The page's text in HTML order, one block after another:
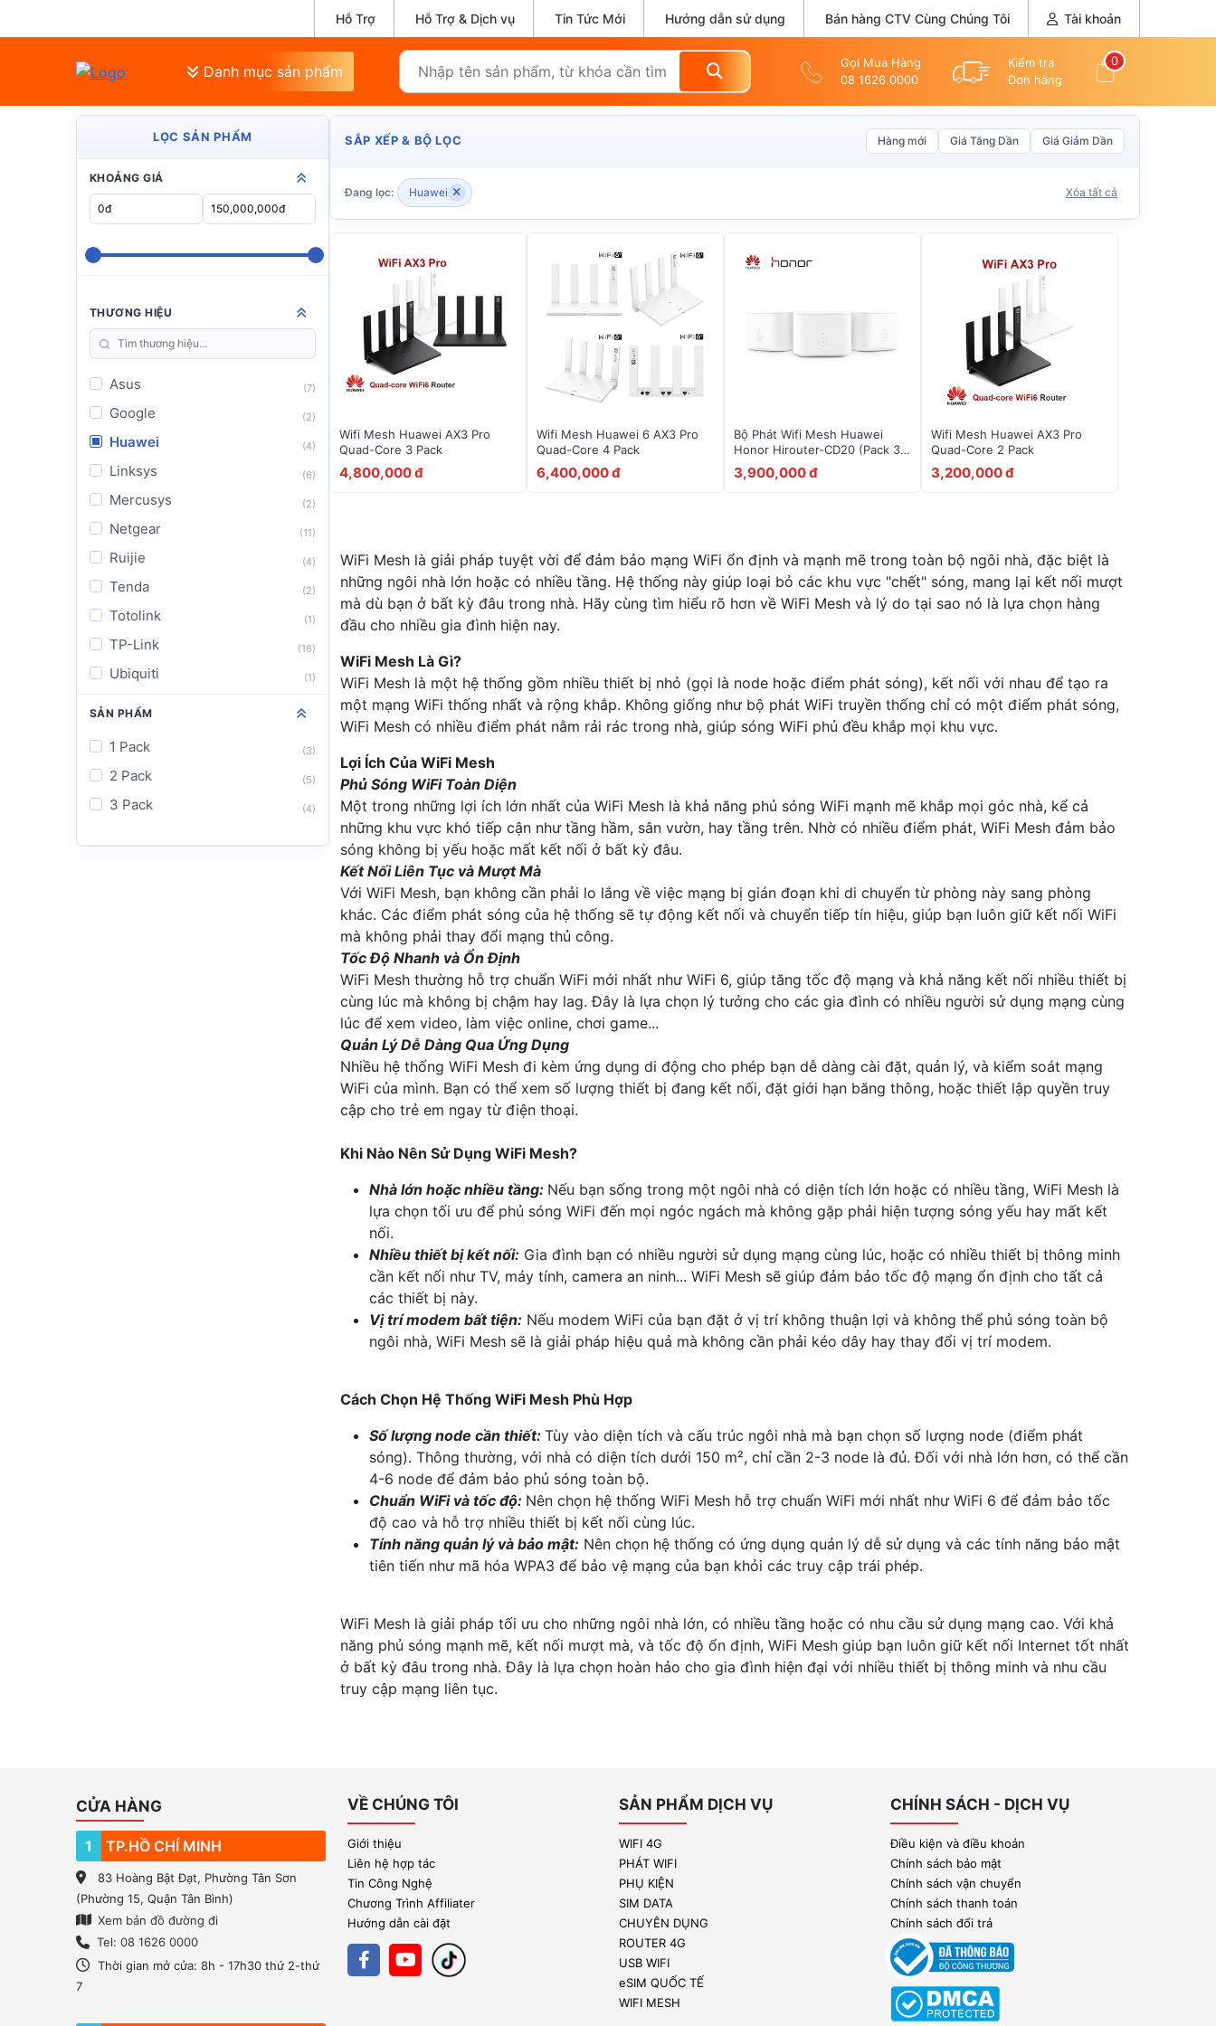
Hỗ Trợ Hỗ Trợ & Dịch vụ Tin Tức Mới Hướng dẫn sử dụng Bán hàng CTV Cùng Chúng Tôi Tài khoản
Danh mục sản phẩm
Gọi Mua Hàng
08 1626 0000
Kiểm tra
Đơn hàng
0
LỌC SẢN PHẨM
KHOẢNG GIÁ
THƯƠNG HIỆU
Asus (7)
Google (2)
Huawei (4)
Linksys (6)
Mercusys (2)
Netgear (11)
Ruijie (4)
Tenda (2)
Totolink (1)
TP-Link (16)
Ubiquiti (1)
SẢN PHẨM
1 Pack (3)
2 Pack (5)
3 Pack (4)
SẮP XẾP & BỘ LỌC Hàng mới Giá Tăng Dần Giá Giảm Dần
Đang lọc: Huawei Xóa tất cả
Wifi Mesh Huawei AX3 Pro
Quad-Core 3 Pack
4,800,000 đ
Wifi Mesh Huawei 6 AX3 Pro
Quad-Core 4 Pack
6,400,000 đ
Bộ Phát Wifi Mesh Huawei
Honor Hirouter-CD20 (pack 3)
AC1200
3,900,000 đ
Wifi Mesh Huawei AX3 Pro
Quad-Core 2 Pack
3,200,000 đ
WiFi Mesh là giải pháp tuyệt vời để đảm bảo mạng WiFi ổn định và mạnh mẽ trong toàn bộ ngôi nhà, đặc biệt là
những ngôi nhà lớn hoặc có nhiều tầng. Hệ thống này giúp loại bỏ các khu vực "chết" sóng, mang lại kết nối mượt
mà dù bạn ở bất kỳ đâu trong nhà. Hãy cùng tìm hiểu rõ hơn về WiFi Mesh và lý do tại sao nó là lựa chọn hàng
đầu cho nhiều gia đình hiện nay.
WiFi Mesh Là Gì?
WiFi Mesh là một hệ thống gồm nhiều thiết bị nhỏ (gọi là node hoặc điểm phát sóng), kết nối với nhau để tạo ra
một mạng WiFi thống nhất và rộng khắp. Không giống như bộ phát WiFi truyền thống chỉ có một điểm phát sóng,
WiFi Mesh có nhiều điểm phát nằm rải rác trong nhà, giúp sóng WiFi phủ đều khắp mọi khu vực.
Lợi Ích Của WiFi Mesh
Phủ Sóng WiFi Toàn Diện
Một trong những lợi ích lớn nhất của WiFi Mesh là khả năng phủ sóng WiFi mạnh mẽ khắp mọi góc nhà, kể cả
những khu vực khó tiếp cận như tầng hầm, sân vườn, hay tầng trên. Nhờ có nhiều điểm phát, WiFi Mesh đảm bảo
sóng không bị yếu hoặc mất kết nối ở bất kỳ đâu.
Kết Nối Liên Tục và Mượt Mà
Với WiFi Mesh, bạn không cần phải lo lắng về việc mạng bị gián đoạn khi di chuyển từ phòng này sang phòng
khác. Các điểm phát sóng của hệ thống sẽ tự động kết nối và chuyển tiếp tín hiệu, giúp bạn luôn giữ kết nối WiFi
mà không phải thay đổi mạng thủ công.
Tốc Độ Nhanh và Ổn Định
WiFi Mesh thường hỗ trợ chuẩn WiFi mới nhất như WiFi 6, giúp tăng tốc độ mạng và khả năng kết nối nhiều thiết bị
cùng lúc mà không bị chậm hay lag. Đây là lựa chọn lý tưởng cho các gia đình có nhiều người sử dụng mạng cùng
lúc để xem video, làm việc online, chơi game...
Quản Lý Dễ Dàng Qua Ứng Dụng
Nhiều hệ thống WiFi Mesh đi kèm ứng dụng di động cho phép bạn dễ dàng cài đặt, quản lý, và kiểm soát mạng
WiFi của mình. Bạn có thể xem số lượng thiết bị đang kết nối, đặt giới hạn băng thông, hoặc thiết lập quyền truy
cập cho trẻ em ngay từ điện thoại.
Khi Nào Nên Sử Dụng WiFi Mesh?
Nhà lớn hoặc nhiều tầng: Nếu bạn sống trong một ngôi nhà có diện tích lớn hoặc có nhiều tầng, WiFi Mesh là
lựa chọn tối ưu để phủ sóng WiFi đến mọi ngóc ngách mà không gặp phải hiện tượng sóng yếu hay mất kết
nối.
Nhiều thiết bị kết nối: Gia đình bạn có nhiều người sử dụng mạng cùng lúc, hoặc có nhiều thiết bị thông minh
cần kết nối như TV, máy tính, camera an ninh... WiFi Mesh sẽ giúp đảm bảo tốc độ mạng ổn định cho tất cả
các thiết bị này.
Vị trí modem bất tiện: Nếu modem WiFi của bạn đặt ở vị trí không thuận lợi và không thể phủ sóng toàn bộ
ngôi nhà, WiFi Mesh sẽ là giải pháp hiệu quả mà không cần phải kéo dây hay thay đổi vị trí modem.
Cách Chọn Hệ Thống WiFi Mesh Phù Hợp
Số lượng node cần thiết: Tùy vào diện tích và cấu trúc ngôi nhà mà bạn chọn số lượng node (điểm phát
sóng). Thông thường, với nhà có diện tích dưới 150 m², chỉ cần 2-3 node là đủ. Đối với nhà lớn hơn, có thể cần
4-6 node để đảm bảo phủ sóng toàn bộ.
Chuẩn WiFi và tốc độ: Nên chọn hệ thống WiFi Mesh hỗ trợ chuẩn WiFi mới nhất như WiFi 6 để đảm bảo tốc
độ cao và hỗ trợ nhiều thiết bị kết nối cùng lúc.
Tính năng quản lý và bảo mật: Nên chọn hệ thống có ứng dụng quản lý dễ sử dụng và các tính năng bảo mật
tiên tiến như mã hóa WPA3 để bảo vệ mạng của bạn khỏi các truy cập trái phép.
WiFi Mesh là giải pháp tối ưu cho những ngôi nhà lớn, có nhiều tầng hoặc có nhu cầu sử dụng mạng cao. Với khả
năng phủ sóng mạnh mẽ, kết nối mượt mà, và tốc độ ổn định, WiFi Mesh giúp bạn luôn giữ kết nối Internet tốt nhất
ở bất kỳ đâu trong nhà. Đây là lựa chọn hoàn hảo cho gia đình hiện đại với nhiều thiết bị thông minh và nhu cầu
truy cập mạng liên tục.
CỬA HÀNG
1 TP.HỒ CHÍ MINH
83 Hoàng Bật Đạt, Phường Tân Sơn
(Phường 15, Quận Tân Bình)
Xem bản đồ đường đi
Tel: 08 1626 0000
Thời gian mở cửa: 8h - 17h30 thứ 2-thứ
7
VỀ CHÚNG TÔI
Giới thiệu
Liên hệ hợp tác
Tin Công Nghệ
Chương Trình Affiliater
Hướng dẫn cài đặt
SẢN PHẨM DỊCH VỤ
WIFI 4G
PHÁT WIFI
PHỤ KIỆN
SIM DATA
CHUYÊN DỤNG
ROUTER 4G
USB WIFI
eSIM QUỐC TẾ
WIFI MESH
CHÍNH SÁCH - DỊCH VỤ
Điều kiện và điều khoản
Chính sách bảo mật
Chính sách vận chuyển
Chính sách thanh toán
Chính sách đổi trả